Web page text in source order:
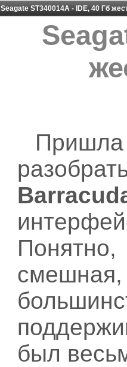
Seagate ST340014A - IDE, 40 Гб
был